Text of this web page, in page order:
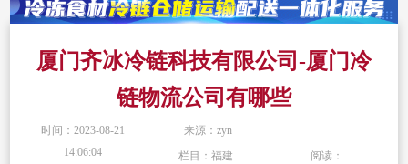
厦门齐冰冷链科技有限公司-厦门冷
链物流公司有哪些
时间：2023-08-21
14:06:04
来源：zyn
栏目：福建 阅读：